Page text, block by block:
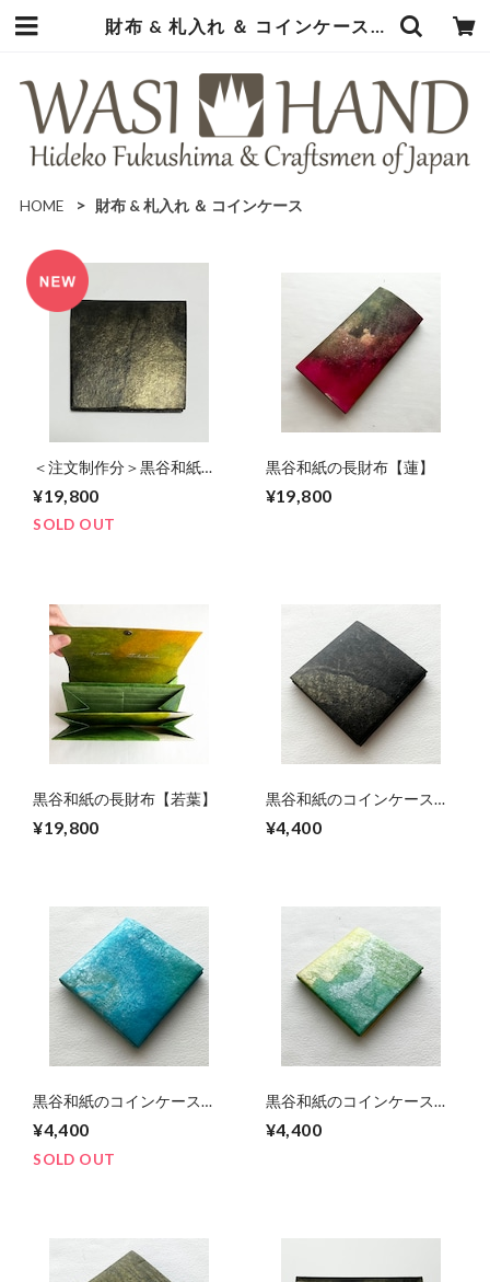
財布 & 札入れ ＆ コインケース | 暮らしの中の和紙のかたち
HOME 財布 & 札入れ ＆ コインケース
＜注文制作分＞黒谷和紙の
¥19,800
SOLD OUT
黒谷和紙の長財布【蓮】
¥19,800
黒谷和紙の長財布【若葉】
¥19,800
黒谷和紙のコインケース
¥4,400
黒谷和紙のコインケース
¥4,400
SOLD OUT
黒谷和紙のコインケース
¥4,400